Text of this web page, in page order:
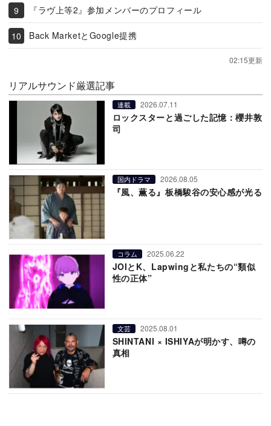
『ラヴ上等2』参加メンバーのプロフィール
Back MarketとGoogle提携
02:15更新
リアルサウンド厳選記事
連載 2026.07.11
ロックスターと過ごした記憶：櫻井敦
司
国内ドラマ 2026.08.05
『風、薫る』板橋駿谷の安心感が光る
コラム 2025.06.22
JOIとK、Lapwingと私たちの“類似
性の正体”
文芸 2025.08.01
SHINTANI × ISHIYAが明かす、噂の
真相